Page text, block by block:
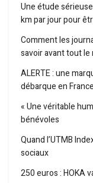
Une étude
km par jour pour
Comment les
savoir avant tout le
ALERTE : une
débarque en France
« Une véritable
bénévoles
Quand l’UTMB
sociaux
250 euros : HOKA